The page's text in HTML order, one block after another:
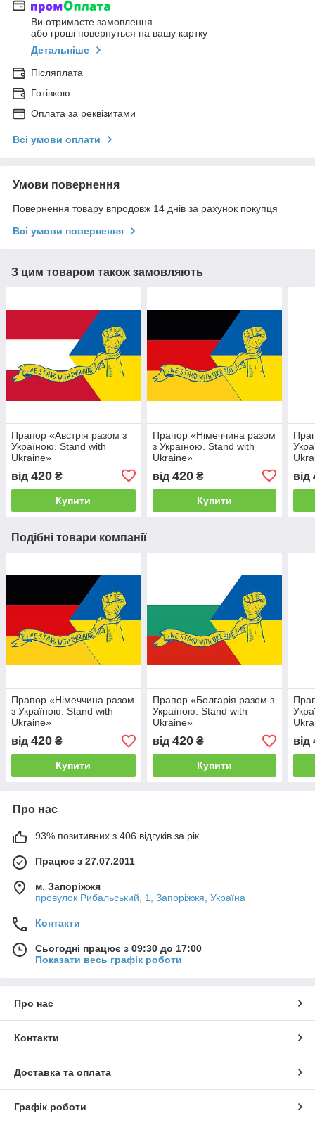
Ви отримаєте замовлення
або гроші повернуться на вашу картку
Детальніше
Післяплата
Готівкою
Оплата за реквізитами
Всі умови оплати
Умови повернення
Повернення товару впродовж 14 днів за рахунок покупця
Всі умови повернення
З цим товаром також замовляють
Прапор «Австрія разом з
Україною. Stand with
Ukraine»
від 420 ₴
Купити
Прапор «Німеччина разом
з Україною. Stand with
Ukraine»
від 420₴
Купити
від
Подібні товари компанії
Прапор «Німеччина разом
з Україною. Stand with
Ukraine»
від 420 ₴
Купити
Прапор «Болгарія разом з
Україною. Stand with
Ukraine»
від 420₴
Купити
від
Про нас
93% позитивних з 406 відгуків за рік
Працює з 27.07.2011
м. Запоріжжя
провулок Рибальський, 1, Запоріжжя, Україна
Контакти
Сьогодні працює з 09:30 до 17:00
Показати весь графік роботи
Про нас
Контакти
Доставка та оплата
Графік роботи